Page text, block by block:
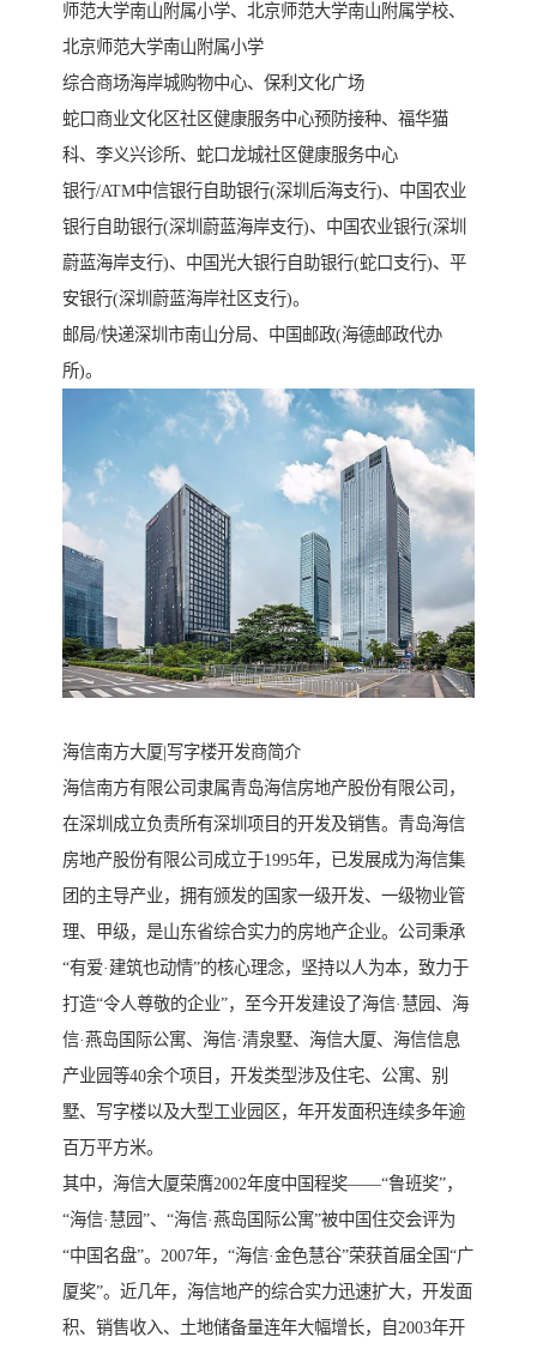
师范大学南山附属小学、北京师范大学南山附属学校、
北京师范大学南山附属小学
综合商场海岸城购物中心、保利文化广场
蛇口商业文化区社区健康服务中心预防接种、福华猫
科、李义兴诊所、蛇口龙城社区健康服务中心
银行/ATM中信银行自助银行(深圳后海支行)、中国农业
银行自助银行(深圳蔚蓝海岸支行)、中国农业银行(深圳
蔚蓝海岸支行)、中国光大银行自助银行(蛇口支行)、平
安银行(深圳蔚蓝海岸社区支行)。
邮局/快递深圳市南山分局、中国邮政(海德邮政代办
所)。
海信南方大厦|写字楼开发商简介
海信南方有限公司隶属青岛海信房地产股份有限公司，
在深圳成立负责所有深圳项目的开发及销售。青岛海信
房地产股份有限公司成立于1995年，已发展成为海信集
团的主导产业，拥有颁发的国家一级开发、一级物业管
理、甲级，是山东省综合实力的房地产企业。公司秉承
“有爱·建筑也动情”的核心理念，坚持以人为本，致力于
打造“令人尊敬的企业”，至今开发建设了海信·慧园、海
信·燕岛国际公寓、海信·清泉墅、海信大厦、海信信息
产业园等40余个项目，开发类型涉及住宅、公寓、别
墅、写字楼以及大型工业园区，年开发面积连续多年逾
百万平方米。
其中，海信大厦荣膺2002年度中国程奖——“鲁班奖”，
“海信·慧园”、“海信·燕岛国际公寓”被中国住交会评为
“中国名盘”。2007年，“海信·金色慧谷”荣获首届全国“广
厦奖”。近几年，海信地产的综合实力迅速扩大，开发面
积、销售收入、土地储备量连年大幅增长，自2003年开